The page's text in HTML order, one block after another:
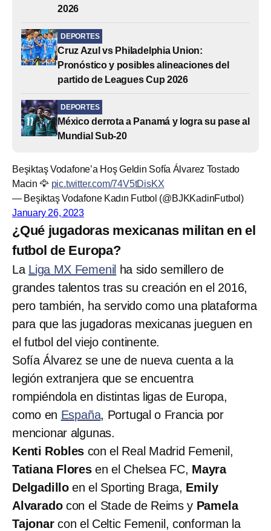
2026
DEPORTES
Cruz Azul vs Philadelphia Union:
Pronóstico y posibles alineaciones del
partido de Leagues Cup 2026
DEPORTES
México derrota a Panamá y logra su pase al
Mundial Sub-20
Beşiktaş Vodafone’a Hoş Geldin Sofía Álvarez Tostado
Macin 🦅 pic.twitter.com/74V5tDisKX
— Beşiktaş Vodafone Kadın Futbol (@BJKKadinFutbol)
January 26, 2023
¿Qué jugadoras mexicanas militan en el
futbol de Europa?
La Liga MX Femenil ha sido semillero de
grandes talentos tras su creación en el 2016,
pero también, ha servido como una plataforma
para que las jugadoras mexicanas jueguen en
el futbol del viejo continente.
Sofía Álvarez se une de nueva cuenta a la
legión extranjera que se encuentra
rompiéndola en distintas ligas de Europa,
como en España, Portugal o Francia por
mencionar algunas.
Kenti Robles con el Real Madrid Femenil,
Tatiana Floresen el Chelsea FC, Mayra
Delgadillo en el Sporting Braga, Emily
Alvarado con el Stade de Reims y Pamela
Tajonarcon el Celtic Femenil, conforman la